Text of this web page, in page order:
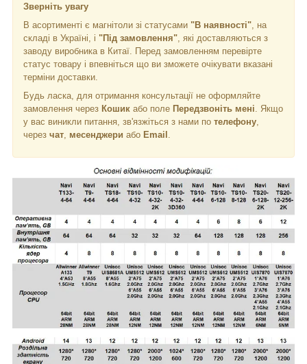
Зверніть увагу
В асортименті є магнітоли зі статусами "В наявності" , на
складі в Україні, і "Під замовлення" , які доставляються з
заводу виробника в Китаї. Перед замовленням перевірте
статус товару і впевніться що ви зможете очікувати вказані
терміни доставки.
Будь ласка, для отримання консультації не оформляйте
замовлення через Кошик або поле Передзвоніть мені . Якщо
у вас виникли питання, зв'язжіться з нами по телефону
через чат месенджери або Email